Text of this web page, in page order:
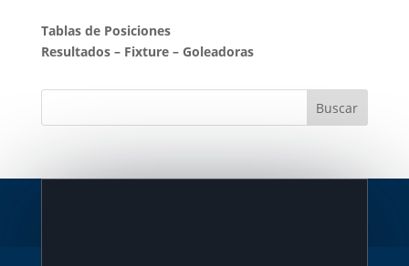
Tablas de Posiciones
Resultados– Fixture– Goleadoras